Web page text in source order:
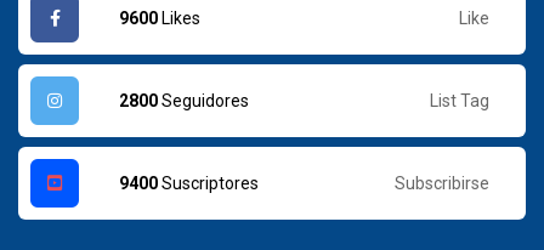
9600 Likes Like
2800Seguidores List Tag
9400Suscriptores Subscribirse